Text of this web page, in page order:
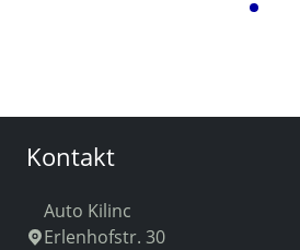
Kontakt
Auto Kilinc
Erlenhofstr. 30